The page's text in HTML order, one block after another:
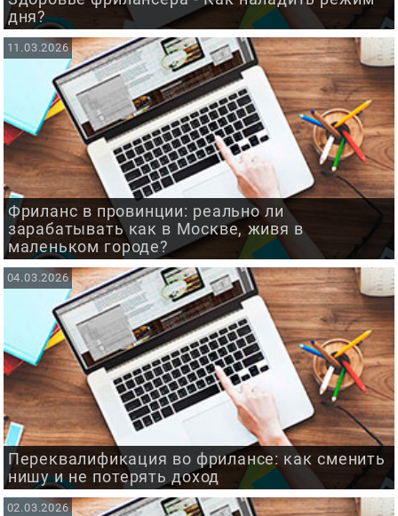
дня?
Фриланс в провинции: реально ли
зарабатывать как в Москве, живя в
маленьком городе?
11.03.2026
Переквалификация во фрилансе: как сменить
нишу и не потерять доход
04.03.2026
02.03.2026